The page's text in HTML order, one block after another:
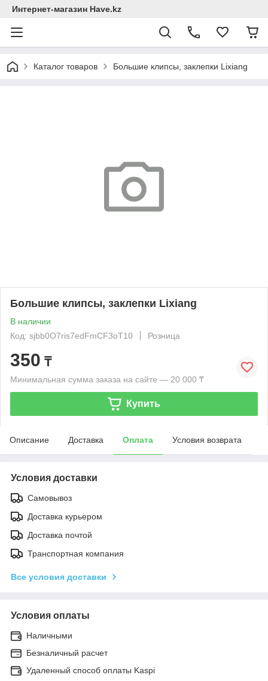
Интернет-магазин Have.kz
Каталог товаров Большие клипсы, заклепки Lixiang
Большие клипсы, заклепки Lixiang
В наличии
Код: sjbb0O7ris7edFmCF3oT10
Розница
350 ₸
Минимальная сумма заказа на сайте — 20 000 ₸
Купить
Описание Доставка Оплата Условия возврата
Условия доставки
Самовывоз
Доставка курьером
Доставка почтой
Транспортная компания
Все условия доставки
Условия оплаты
Наличными
Безналичный расчет
Удаленный способ оплаты Kaspi